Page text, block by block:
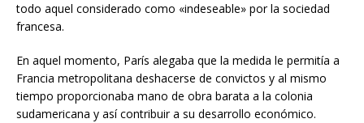
todo aquel considerado como «indeseable» por la sociedad
francesa.
En aquel momento, París alegaba que la medida le permitía a
Francia metropolitana deshacerse de convictos y al mismo
tiempo proporcionaba mano de obra barata a la colonia
sudamericana y así contribuir a su desarrollo económico.